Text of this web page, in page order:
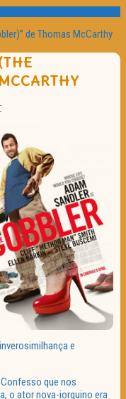
de Thomas McCarthy
e
que nos
o ator nova-iorquino era